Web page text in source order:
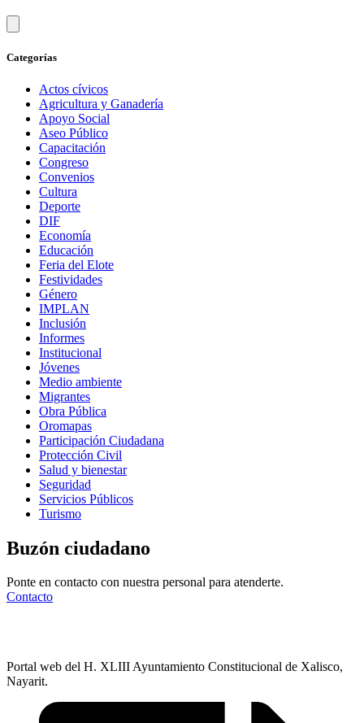
Categorías
Actos cívicos
Agricultura y Ganadería
Apoyo Social
Aseo Público
Capacitación
Congreso
Convenios
Cultura
Deporte
DIF
Economía
Educación
Feria del Elote
Festividades
Género
IMPLAN
Inclusión
Informes
Institucional
Jóvenes
Medio ambiente
Migrantes
Obra Pública
Oromapas
Participación Ciudadana
Protección Civil
Salud y bienestar
Seguridad
Servicios Públicos
Turismo
Buzón ciudadano
Ponte en contacto con nuestra personal para atenderte.
Contacto
Portal web del H. XLIII Ayuntamiento Constitucional de Xalisco,
Nayarit.